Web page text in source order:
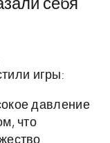
себя
игры:
давление
что